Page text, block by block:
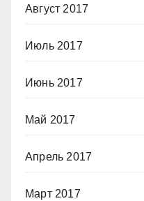
Август 2017
Июль 2017
Июнь 2017
Май 2017
Апрель 2017
Март 2017